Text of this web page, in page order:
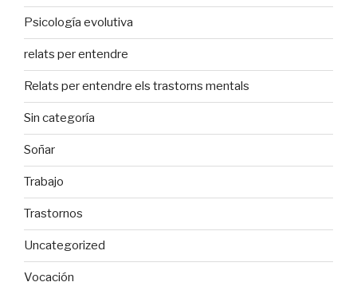
Psicología evolutiva
relats per entendre
Relats per entendre els trastorns mentals
Sin categoría
Soñar
Trabajo
Trastornos
Uncategorized
Vocación